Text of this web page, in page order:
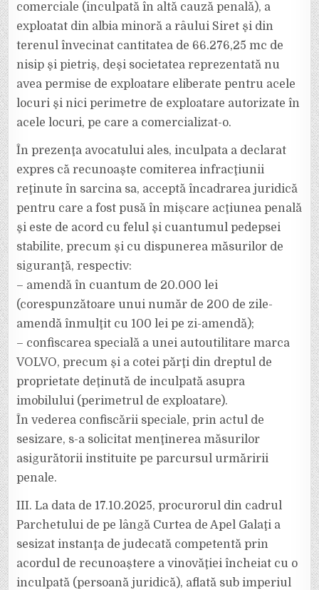
comerciale (inculpată în altă cauză penală), a
exploatat din albia minoră a râului Siret şi din
terenul învecinat cantitatea de 66.276,25 mc de
nisip şi pietriş, deşi societatea reprezentată nu
avea permise de exploatare eliberate pentru acele
locuri şi nici perimetre de exploatare autorizate în
acele locuri, pe care a comercializat-o.
În prezenţa avocatului ales, inculpata a declarat
expres că recunoaşte comiterea infracţiunii
reţinute în sarcina sa, acceptă încadrarea juridică
pentru care a fost pusă în mişcare acţiunea penală
şi este de acord cu felul şi cuantumul pedepsei
stabilite, precum şi cu dispunerea măsurilor de
siguranţă, respectiv:
– amendă în cuantum de 20.000 lei
(corespunzătoare unui număr de 200 de zile-
amendă înmulţit cu 100 lei pe zi-amendă);
– confiscarea specială a unei autoutilitare marca
VOLVO, precum şi a cotei părţi din dreptul de
proprietate deţinută de inculpată asupra
imobilului (perimetrul de exploatare).
În vederea confiscării speciale, prin actul de
sesizare, s-a solicitat menţinerea măsurilor
asigurătorii instituite pe parcursul urmăririi
penale.
III. La data de 17.10.2025, procurorul din cadrul
Parchetului de pe lângă Curtea de Apel Galaţi a
sesizat instanţa de judecată competentă prin
acordul de recunoaştere a vinovăţiei încheiat cu o
inculpată (persoană juridică), aflată sub imperiul